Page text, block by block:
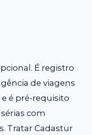
É registro
de viagens
é pré-requisito
com
Tratar Cadastur